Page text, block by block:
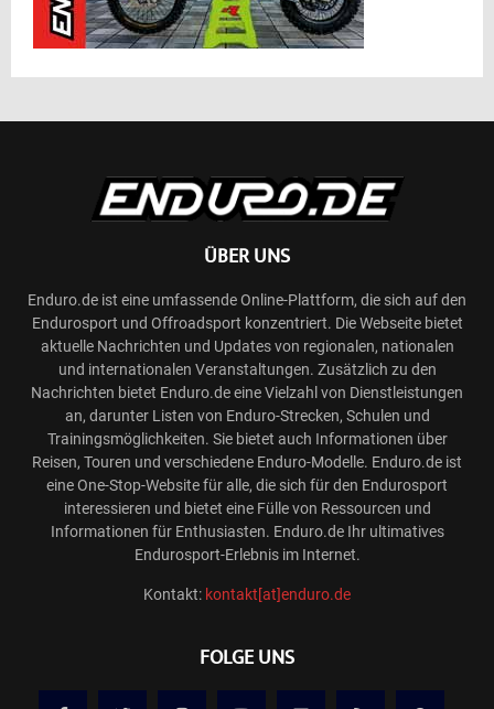
ÜBER UNS
Enduro.de ist eine umfassende Online-Plattform, die sich auf den
Endurosport und Offroadsport konzentriert. Die Webseite bietet
aktuelle Nachrichten und Updates von regionalen, nationalen
und internationalen Veranstaltungen. Zusätzlich zu den
Nachrichten bietet Enduro.de eine Vielzahl von Dienstleistungen
an, darunter Listen von Enduro-Strecken, Schulen und
Trainingsmöglichkeiten. Sie bietet auch Informationen über
Reisen, Touren und verschiedene Enduro-Modelle. Enduro.de ist
eine One-Stop-Website für alle, die sich für den Endurosport
interessieren und bietet eine Fülle von Ressourcen und
Informationen für Enthusiasten. Enduro.de Ihr ultimatives
Endurosport-Erlebnis im Internet.
Kontakt: kontakt[at]enduro.de
FOLGE UNS